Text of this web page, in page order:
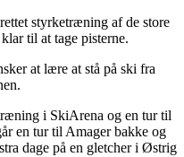
styrketræning af de store
til at tage pisterne.
at lære at stå på ski fra
i SkiArena og en tur til
en tur til Amager bakke og
dage på en gletcher i Østrig